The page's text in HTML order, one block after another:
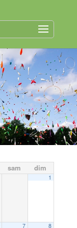
sam dim
1
7 8